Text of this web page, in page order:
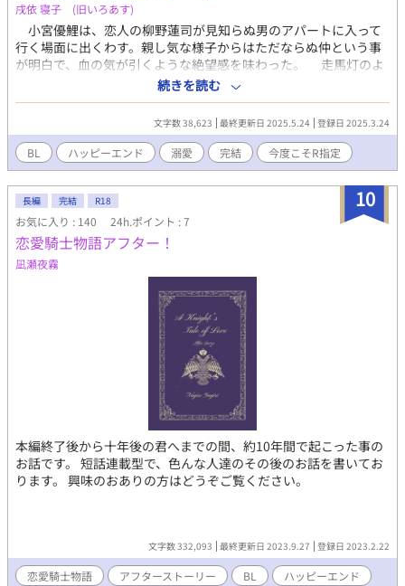
戌依 寝子 (旧いろあす)
小宮優鯉は、恋人の柳野蓮司が見知らぬ男のアパートに入って
行く場面に出くわす。親し気な様子からはただならぬ仲という事
が明白で、血の気が引くような絶望感を味わった。 走馬灯のよ
うに恋人との思い出がよぎり、込み上げてくる疑念と胸の痛みに
苦悶する中、彼は決意する。 「とりあえず、一発ぶん殴る」 退
路を断つ想いに囲い込まれる男のお話。 このお話は先日行わ
れた「J.GARDEN 57」にて無料配布された「身体落書き」をテー
マにした作品群「Body Paint」に掲載していただいたお話になり
ます。 無配ではカットしていたR-18シーン(本編より長い)を追
加した完全版。 本編終了後にはちょっとしたおまけも。
続きを読む
文字数 38,623 最終更新日 2025.5.24 登録日 2025.3.24
BL ハッピーエンド 溺愛 完結 今度こそR指定
10
長編 完結 R18
お気に入り : 140 24h.ポイント : 7
恋愛騎士物語アフター！
凪瀬夜霧
本編終了後から十年後の君へまでの間、約10年間で起こった事の
お話です。 短話連載型で、色んな人達のその後のお話を書いてお
ります。 興味のおありの方はどうぞご覧ください。
文字数 332,093 最終更新日 2023.9.27 登録日 2023.2.22
恋愛騎士物語 アフターストーリー BL
ハッピーエンド